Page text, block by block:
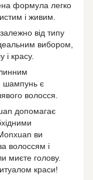
формула легко
і живим.
від типу
вибором,
і красу.
шампунь є
волосся.
допомагає
ви
волоссям і
миєте голову.
краси!